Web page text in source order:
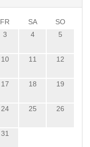
FR SA
SO
3 4 5
10 11 12
17 18 19
24 25 26
31